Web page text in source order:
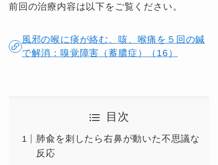
前回の治療内容は以下をご覧ください。
風邪の喉に痰が絡む、咳、喉痛を５回の鍼
で解消：嗅覚障害（蓄膿症）（16）
目次
肺兪を刺したら右鼻が動いた不思議な
反応